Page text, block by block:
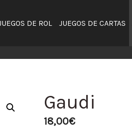
DE ROL JUEGOS DE CARTAS
Gaudi
18,00€